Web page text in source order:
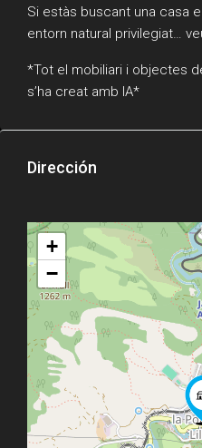
Si estàs buscant una casa
entorn natural privilegiat…
*Tot el mobiliari i objectes
s’ha creat amb IA*
Dirección
+
−